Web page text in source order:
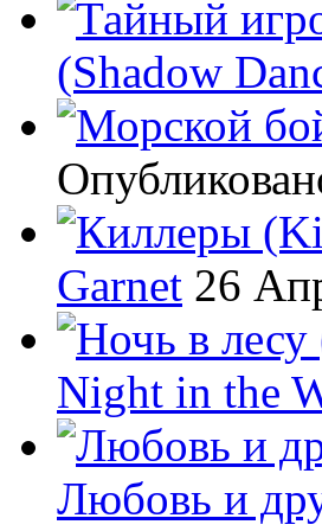
(Shadow
Garnet 26
Night in the
Любовь и